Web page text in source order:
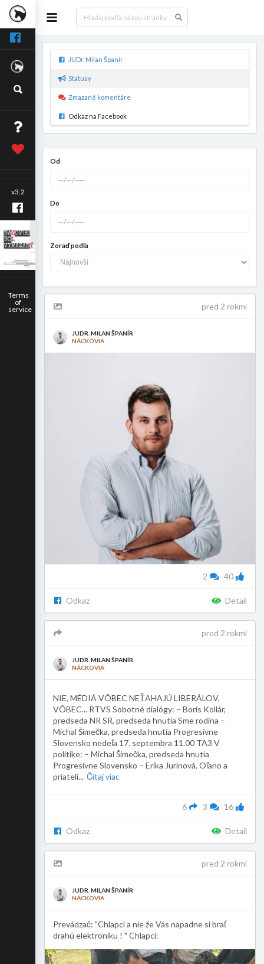
v3.2
Terms
of
service
JUDr. Milan Španír
Statusy
Zmazané komentáre
Odkaz na Facebook
Od
Do
Zoraď podľa
pred 2 rokmi
JUDR. MILAN ŠPANÍR
NÁCKOVIA
40
2
Odkaz Detail
pred 2 rokmi
JUDR. MILAN ŠPANÍR
NÁCKOVIA
NIE, MÉDIÁ VÔBEC NEŤAHAJÚ LIBERÁLOV,
VÔBEC... RTVS Sobotné dialógy: – Boris Kollár,
predseda NR SR, predseda hnutia Sme rodina –
Michal Šimečka, predseda hnutia Progresívne
Slovensko nedeľa 17. septembra 11.00 TA3 V
politike: – Michal Šimečka, predseda hnutia
Progresívne Slovensko – Erika Jurinová, Oľano a
priateli... Čítaj viac
16
3
6
Odkaz Detail
pred 2 rokmi
JUDR. MILAN ŠPANÍR
NÁCKOVIA
Prevádzač: "Chlapci a nie že Vás napadne si brať
drahú elektroniku ! " Chlapci: